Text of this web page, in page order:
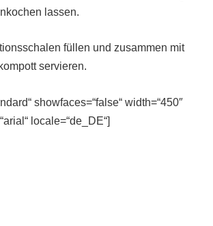
lassen.
füllen und zusammen mit
servieren.
showfaces=“false“ width=“450″
locale=“de_DE“]